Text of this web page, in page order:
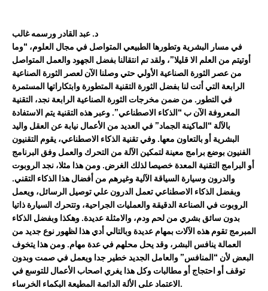
د. عبد القادر ورسمه غالب
في مسار البشرية وتطورها الطبيعي المتواصل في مجال العلوم، “وما
أوتيتم من العلم الا قليلا”، ولقد تم انتقالنا بفضل الجهود والعمل المتواصل
من عصر الثورة الصناعية الأولي حتي وصلنا الآن لعصر الثورة الصناعية
الرابعة التي أتت لنا بفضل الثورة التقنية المتطورة وابتكاراتها المستمرة
في التطور. من ضمن مخرجات الثورة الصناعية الرابعة نجد، التقنية
المعروفة الآن ب “الذكاء الاصطناعي”. وعبر هذه التقنية يتم الاستفادة
بالآلة “الماكينة الجماد” في العديد من الأعمال نيابة عن العقل واليد
البشرية أو بالتعاون معها. وفي تقنية الذكاء الاصطناعي، يقوم التقنيون
الفنيون بوضع برامج معينة لتمكين الآلة من التحرك والعمل وفق البرنامج
أو البرامج التقنية المعدة خصيصا لذلك الغرض. ومن هذا مثلا، نجد الروبوت
والدرون وسيارة السياقة الآلية وغيرهم من أفضال هذا الذكاء التقني.
وبفضل الذكاء الاصطناعي تعمل الدرون علي توصيل الرسائل، ويعمل
الروبوت في الصناعة الدقيقة والعمليات الجراحية، وتتحرك السيارة ذاتيا
بدون سائق بشري من لحم ودم، والامثلة عديدة. وهكذا وبفضل الذكاء
المبرمج تقوم هذه الآلات بمهام عديدة وبالتالي أدي هذا لظهور نوع جديد من
العمالة ينافس البشر، وقد يحل محلهم في عدة مهام. ومن هذا يتخوف
البعض لأن “المنافس” والعامل الجديد خطير جدا ويعمل في صمت وبدون
توقف أو احتجاج أو مطالبات وكل هذا يغري اصحاب الأعمال للتوسع في
الاعتماد على الألة الدائمة المطيعة البكماء الخرساء.